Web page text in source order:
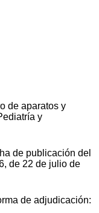
de aparatos y
y
de publicación del
de 22 de julio de
de adjudicación: